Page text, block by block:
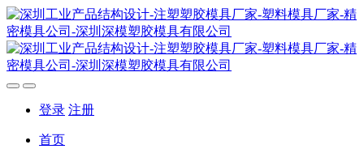
登录 注册
首页